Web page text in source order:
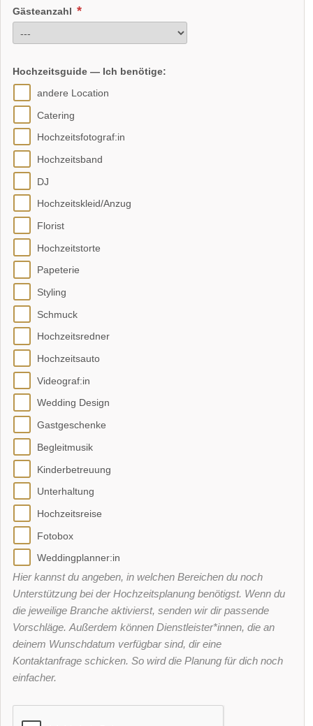
Gästeanzahl
Hochzeitsguide — Ich benötige:
andere Location
Catering
Hochzeitsfotograf:in
Hochzeitsband
DJ
Hochzeitskleid/Anzug
Florist
Hochzeitstorte
Papeterie
Styling
Schmuck
Hochzeitsredner
Hochzeitsauto
Videograf:in
Wedding Design
Gastgeschenke
Begleitmusik
Kinderbetreuung
Unterhaltung
Hochzeitsreise
Fotobox
Weddingplanner:in
Hier kannst du angeben, in welchen Bereichen du noch
Unterstützung bei der Hochzeitsplanung benötigst. Wenn du
die jeweilige Branche aktivierst, senden wir dir passende
Vorschläge. Außerdem können Dienstleister*innen, die an
deinem Wunschdatum verfügbar sind, dir eine
Kontaktanfrage schicken. So wird die Planung für dich noch
einfacher.